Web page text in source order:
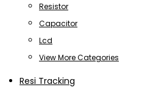
Resistor
Capacitor
Lcd
View More Categories
Resi Tracking